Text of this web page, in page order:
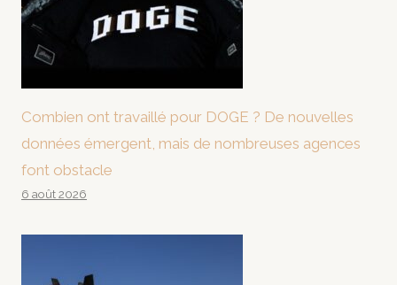
Combien ont travaillé pour DOGE ? De nouvelles
données émergent, mais de nombreuses agences
font obstacle
6 août 2026